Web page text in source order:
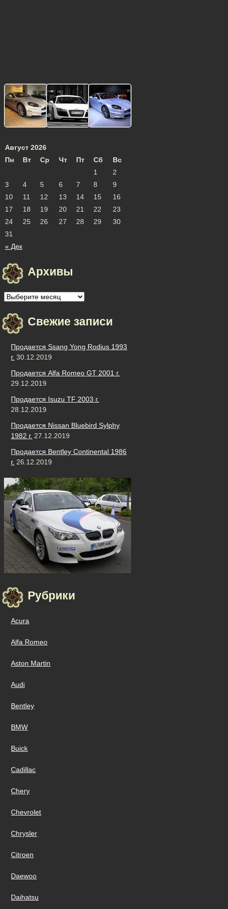
Август 2026
Пн
Вт Ср Чт Пт Сб Вс
« Дек
1
2
3
4 5 6 7 8
9
10
11 12 13 14 15
16
17
18 19 20 21 22
23
24
25 26 27 28 29
30
31
Архивы
Архивы
Свежие записи
Продается Ssang Yong Rodius 1993
г. 30.12.2019
Продается Alfa Romeo GT 2001 г.
29.12.2019
Продается Isuzu TF 2003 г.
28.12.2019
Продается Nissan Bluebird Sylphy
1982 г. 27.12.2019
Продается Bentley Continental 1986
г. 26.12.2019
Рубрики
Acura
Alfa Romeo
Aston Martin
Audi
Bentley
BMW
Buick
Cadillac
Chery
Chevrolet
Chrysler
Citroen
Daewoo
Daihatsu